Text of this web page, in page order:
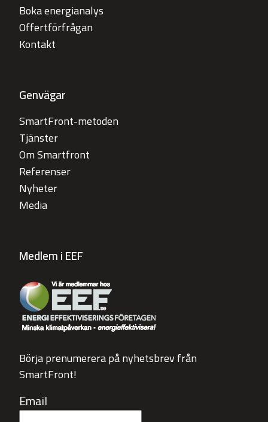
Boka energianalys
Offertförfrågan
Kontakt
Genvägar
SmartFront-metoden
Tjänster
Om Smartfront
Referenser
Nyheter
Media
Medlem i EEF
Börja prenumerera på nyhetsbrev från
SmartFront!
Email